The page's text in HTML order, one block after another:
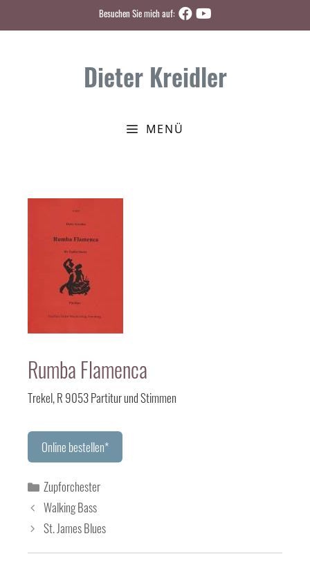
Besuchen Sie mich auf:
Dieter Kreidler
MENÜ
Rumba Flamenca
Trekel, R 9053 Partitur und Stimmen
Online bestellen*
Kategorien
Zupforchester
Walking Bass
St. James Blues